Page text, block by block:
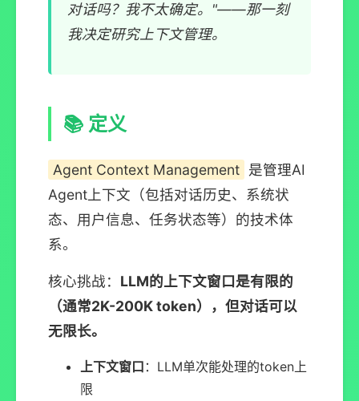
对话吗？我不太确定。"——那一刻
我决定研究上下文管理。
📚 定义
Agent Context Management 是管理AI
Agent上下文（包括对话历史、系统状
态、用户信息、任务状态等）的技术体
系。
核心挑战： LLM的上下文窗口是有限的
（通常2K-200K token），但对话可以
无限长。
上下文窗口 ：LLM单次能处理的token上
限